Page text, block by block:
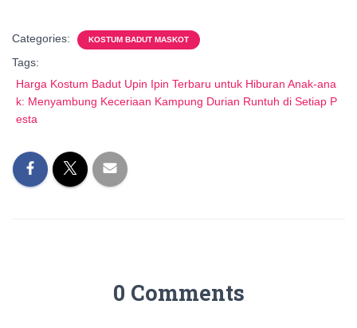
Categories: KOSTUM BADUT MASKOT
Tags:
Harga Kostum Badut Upin Ipin Terbaru untuk Hiburan Anak-ana
k: Menyambung Keceriaan Kampung Durian Runtuh di Setiap P
esta
0 Comments